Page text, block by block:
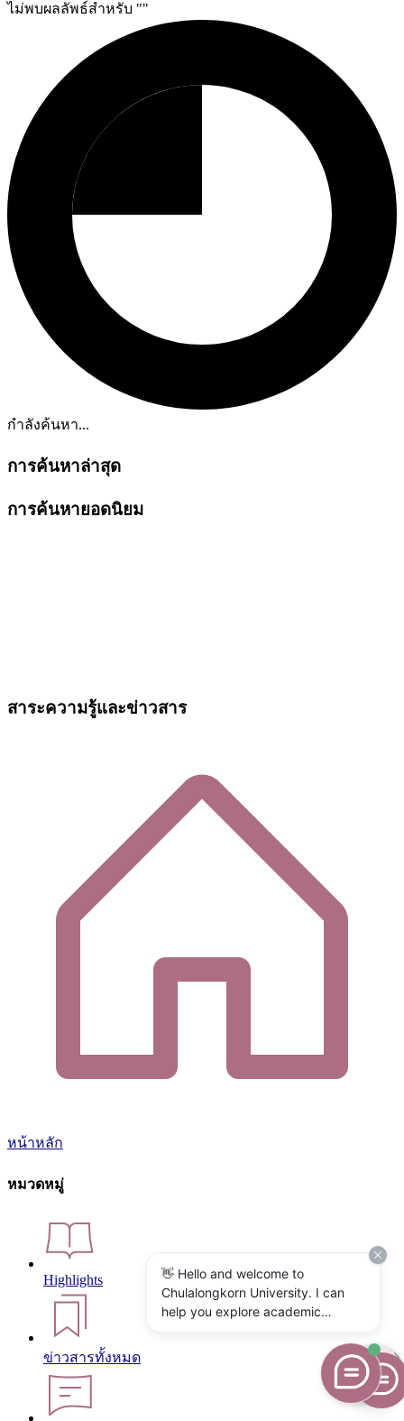
ไม่พบผลลัพธ์สำหรับ ""
กำลังค้นหา...
การค้นหาล่าสุด
การค้นหายอดนิยม
สาระความรู้และข่าวสาร
หน้าหลัก
หมวดหมู่
Highlights
ข่าวสารทั้งหมด
👋 Hello and welcome to
Chulalongkorn University. I can
help you explore academic